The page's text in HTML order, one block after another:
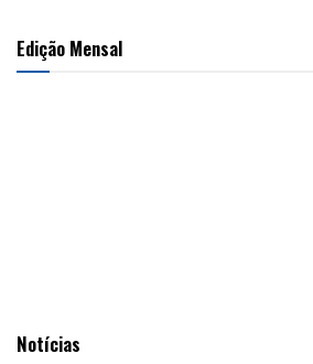
Edição Mensal
Notícias